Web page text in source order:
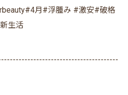
月#浮腫み #激安#破格
生活